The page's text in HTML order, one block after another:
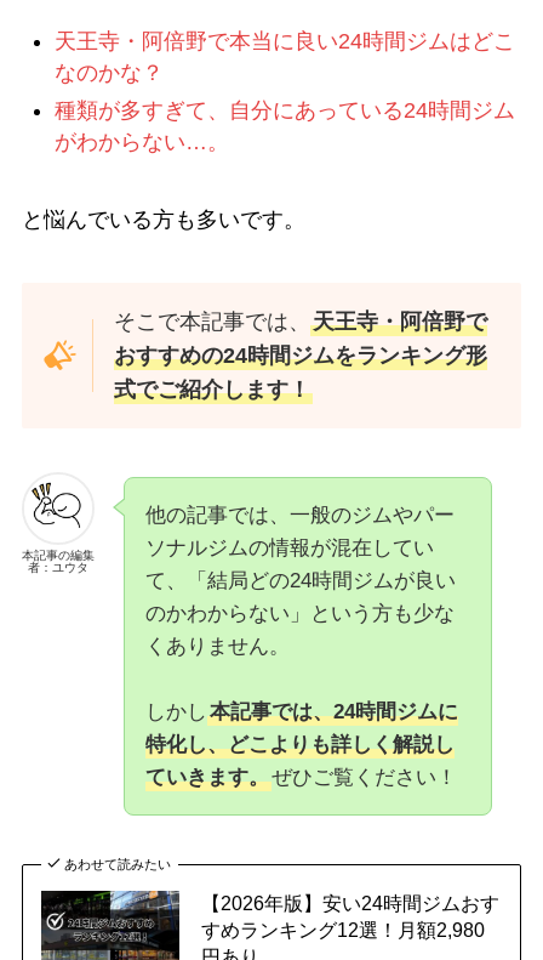
天王寺・阿倍野で本当に良い24時間ジムはどこ
なのかな？
種類が多すぎて、自分にあっている24時間ジム
がわからない…。
と悩んでいる方も多いです。
そこで本記事では、天王寺・阿倍野で
おすすめの24時間ジムをランキング形
式でご紹介します！
本記事の編集
者：ユウタ
他の記事では、一般のジムやパー
ソナルジムの情報が混在してい
て、「結局どの24時間ジムが良い
のかわからない」という方も少な
くありません。
しかし 本記事では、24時間ジムに
特化し、どこよりも詳しく解説し
ていきます。ぜひご覧ください！
あわせて読みたい
【2026年版】安い24時間ジムおす
すめランキング12選！月額2,980